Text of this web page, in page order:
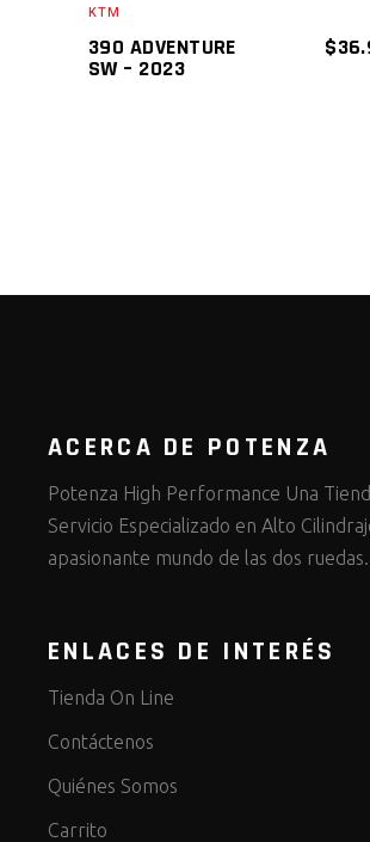
KTM
390 ADVENTURE
SW – 2023
$
ACERCA DE POTENZA
Potenza High Performance Una
Servicio Especializado en Alto
apasionante mundo de las dos ruedas.
ENLACES DE INTERÉS
Tienda On Line
Contáctenos
Quiénes Somos
Carrito